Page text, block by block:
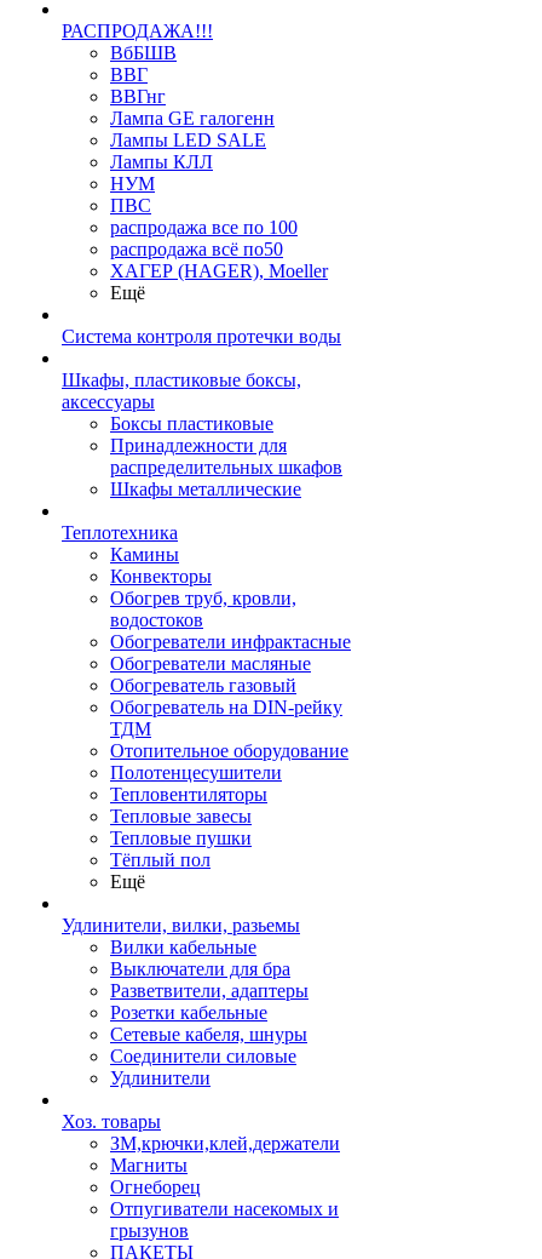
РАСПРОДАЖА!!!
ВбБШВ
ВВГ
ВВГнг
Лампа GE галогенн
Лампы LED SALE
Лампы КЛЛ
НУМ
ПВС
распродажа все по 100
распродажа всё по50
ХАГЕР (HAGER), Moeller
Ещё
Система контроля протечки воды
Шкафы, пластиковые боксы,
аксессуары
Боксы пластиковые
Принадлежности для
распределительных шкафов
Шкафы металлические
Теплотехника
Камины
Конвекторы
Обогрев труб, кровли,
водостоков
Обогреватели инфрактасные
Обогреватели масляные
Обогреватель газовый
Обогреватель на DIN-рейку
ТДМ
Отопительное оборудование
Полотенцесушители
Тепловентиляторы
Тепловые завесы
Тепловые пушки
Тёплый пол
Ещё
Удлинители, вилки, разьемы
Вилки кабельные
Выключатели для бра
Разветвители, адаптеры
Розетки кабельные
Сетевые кабеля, шнуры
Соединители силовые
Удлинители
Хоз. товары
ЗМ,крючки,клей,держатели
Магниты
Огнеборец
Отпугиватели насекомых и
грызунов
ПАКЕТЫ